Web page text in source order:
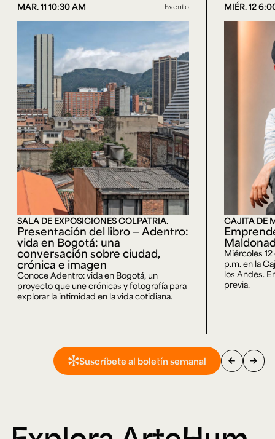
MAR. 11 10:30 AM Evento
SALA DE EXPOSICIONES COLPATRIA.
Presentación del libro — Adentro:
vida en Bogotá: una
conversación sobre ciudad,
crónica e imagen
Conoce Adentro: vida en Bogotá, un
proyecto que une crónicas y fotografía para
explorar la intimidad en la vida cotidiana.
MIÉR. 12
CAJITA DE
Miércoles
p.m. en la
los Andes.
previa.
Suscríbete al boletín semanal arrow_back arrow_forward